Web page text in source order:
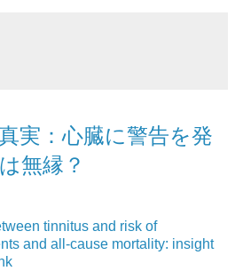
実：心臓に警告を発
無縁？
tinnitus and risk of
and all-cause mortality: insight